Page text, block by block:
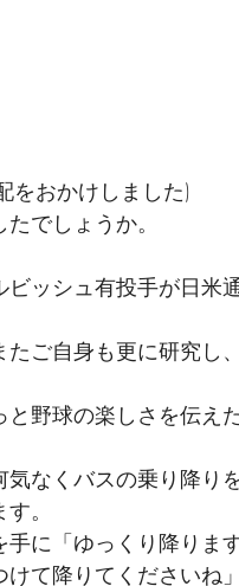
をおかけしました)
でしょうか。
ッシュ有投手が日米
ご自身も更に研究し
野球の楽しさを伝え
なくバスの乗り降り
。
に「ゆっくり降りま
て降りてくださいね